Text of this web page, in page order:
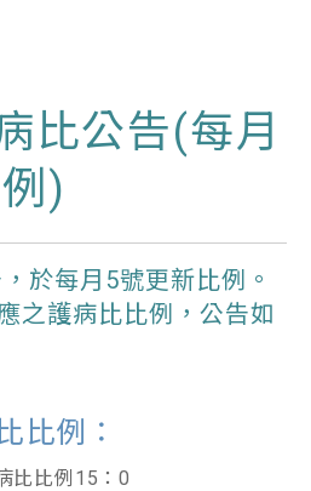
比公告(每月
)
於每月5號更新比例。
之護病比比例，公告如
比例：
比比例15：0